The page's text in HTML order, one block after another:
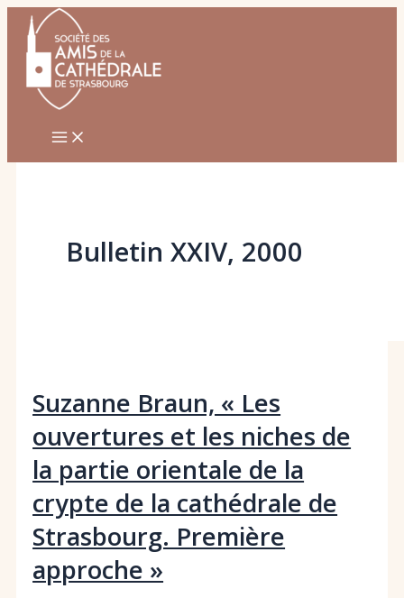
Aller
contenu
Bulletin XXIV, 2000
Suzanne Braun, « Les
ouvertures et les niches de
la partie orientale de la
crypte de la cathédrale de
Strasbourg. Première
approche »